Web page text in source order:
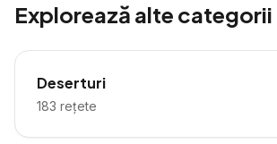
Explorează alte categorii
Deserturi
183 rețete